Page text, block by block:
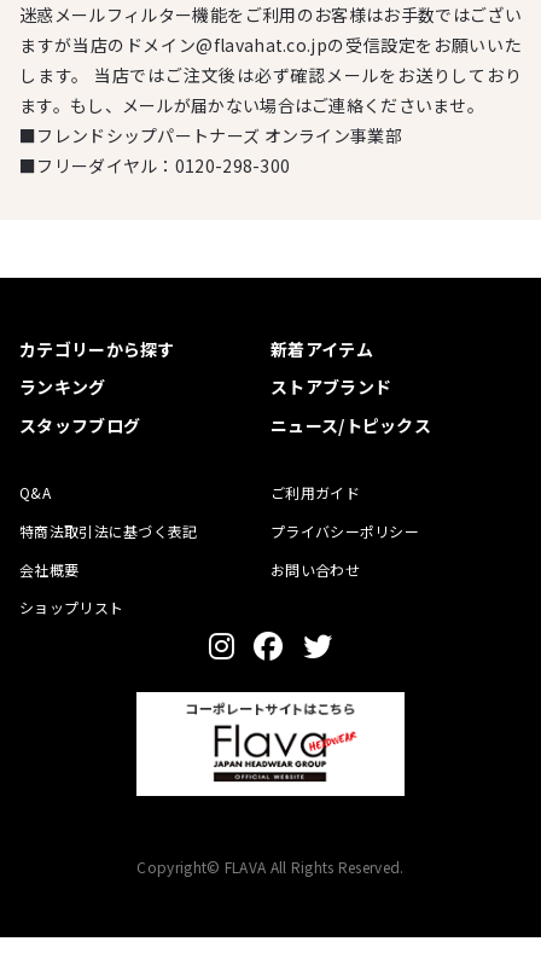
迷惑メールフィルター機能をご利用のお客様はお手数ではござい
ますが当店のドメイン@flavahat.co.jpの受信設定をお願いいた
します。 当店ではご注文後は必ず確認メールをお送りしており
ます。もし、メールが届かない場合はご連絡くださいませ。
■フレンドシップパートナーズ オンライン事業部
■フリーダイヤル： 0120-298-300
カテゴリーから探す
新着アイテム
ランキング
ストアブランド
スタッフブログ
ニュース/トピックス
Q&A
ご利用ガイド
特商法取引法に基づく表記
プライバシーポリシー
会社概要
お問い合わせ
ショップリスト
Copyright© FLAVA All Rights Reserved.